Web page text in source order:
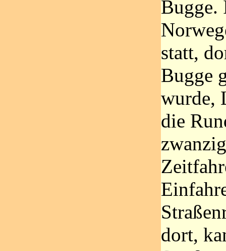
Bugge.
statt,
Bugge
wurde,
die
dort,